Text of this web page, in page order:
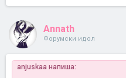
Annath
Форумски идол
anjuskaa напиша: